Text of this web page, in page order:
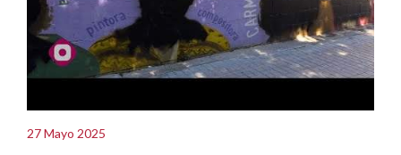
27 Mayo 2025